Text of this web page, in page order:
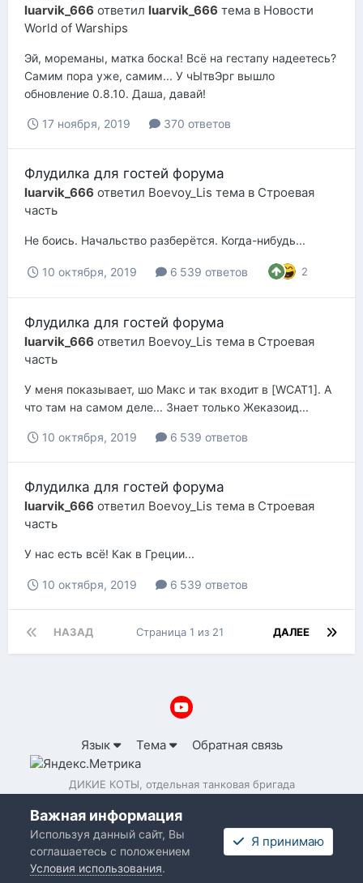
luarvik_666 ответил luarvik_666 тема в Новости
World of Warships
Эй, мореманы, матка боска! Всё на гестапу надеетесь?
Самим пора уже, самим... У чЫтвЭрг вышло
обновление 0.8.10. Даша, давай!
17 ноября, 2019 370 ответов
Флудилка для гостей форума
luarvik_666 ответил Boevoy_Lis тема в Строевая
часть
Не боись. Начальство разберётся. Когда-нибудь...
10 октября, 2019 6 539 ответов 2
Флудилка для гостей форума
luarvik_666 ответил Boevoy_Lis тема в Строевая
часть
У меня показывает, шо Макс и так входит в [WCAT1]. А
что там на самом деле... Знает только Жеказоид...
10 октября, 2019 6 539 ответов
Флудилка для гостей форума
luarvik_666 ответил Boevoy_Lis тема в Строевая
часть
У нас есть всё! Как в Греции...
10 октября, 2019 6 539 ответов
НАЗАД ДАЛЕЕ
Страница 1 из 21
Язык Тема Обратная связь
ДИКИЕ КОТЫ, отдельная танковая бригада
Важная информация
Используя данный сайт, Вы
соглашаетесь с положением
Условия использования.
Я принимаю